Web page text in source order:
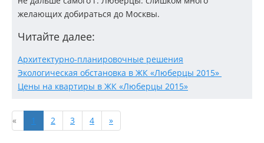
желающих добираться до Москвы.
Читайте далее:
Архитектурно-планировочные решения
Экологическая обстановка в ЖК «Люберцы 2015»
Цены на квартиры в ЖК «Люберцы 2015»
« 1 2 3 4 »